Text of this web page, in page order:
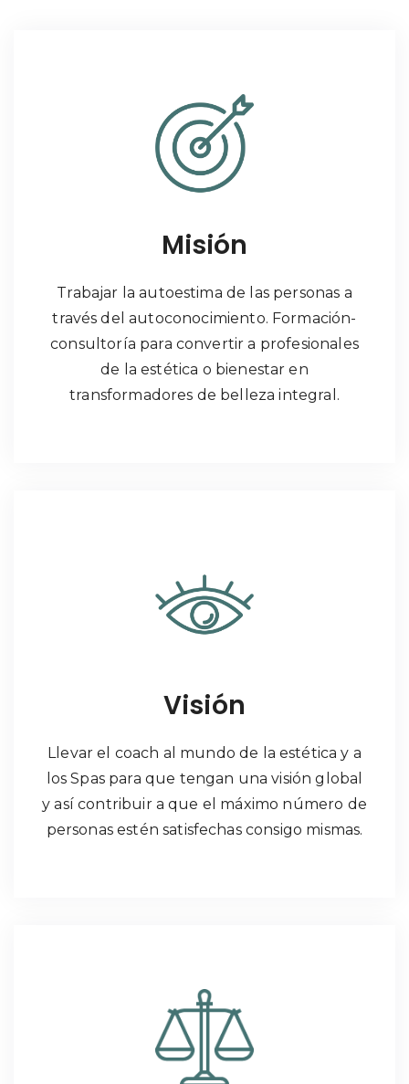
Misión
Trabajar la autoestima de las personas a
través del autoconocimiento. Formación-
consultoría para convertir a profesionales
de la estética o bienestar en
transformadores de belleza integral.
Visión
Llevar el coach al mundo de la estética y a
los Spas para que tengan una visión global
y así contribuir a que el máximo número de
personas estén satisfechas consigo mismas.